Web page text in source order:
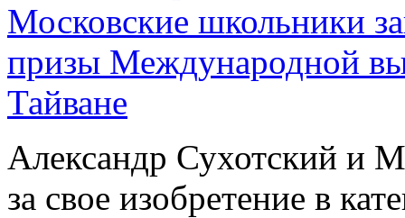
Московские школьники
призы Международной
Тайване
Александр Сухотский и
за свое изобретение в